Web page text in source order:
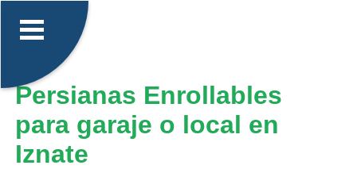
Persianas Enrollables
para garaje o local en
Iznate